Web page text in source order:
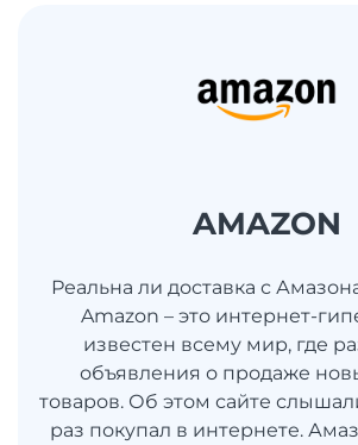
AMAZON
Реальна ли доставка с
Amazon – это интернет-
известен всему мир, где
объявления о продаже
товаров. Об этом сайте
раз покупал в интернете.